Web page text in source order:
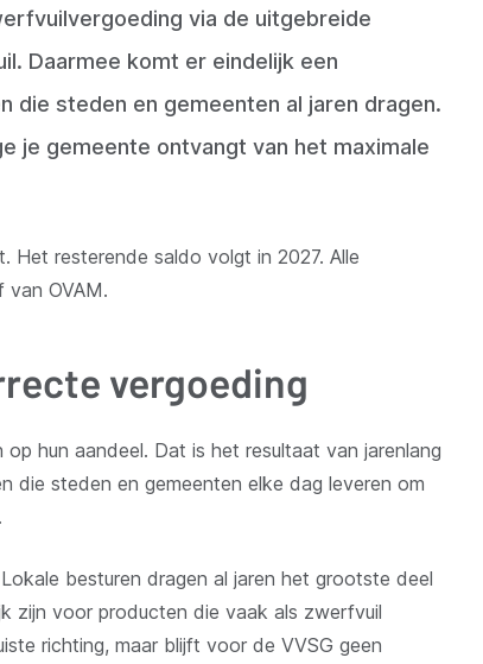
via de uitgebreide
Daarmee komt er eindelijk een
die steden en gemeenten al jaren dragen.
je gemeente ontvangt van het maximale
Het resterende saldo volgt in 2027. Alle
OVAM.
vergoeding
hun aandeel. Dat is het resultaat van jarenlang
die steden en gemeenten elke dag leveren om
besturen dragen al jaren het grootste deel
zijn voor producten die vaak als zwerfvuil
richting, maar blijft voor de VVSG geen